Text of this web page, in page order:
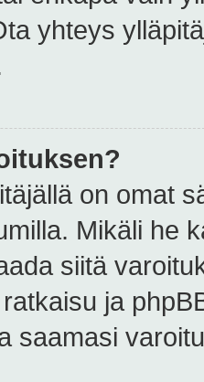
yhteys
on omat
Mikäli he
siitä
ja
saamasi